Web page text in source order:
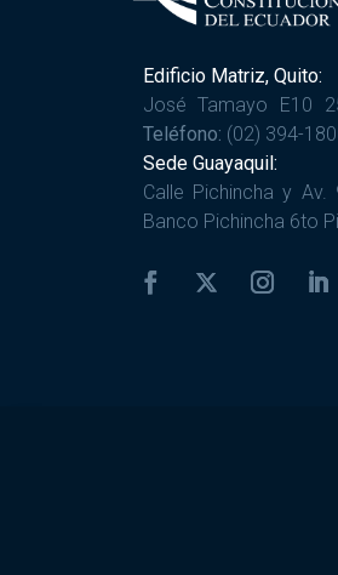
Edificio Matriz, Quito:
José Tamayo E10
Teléfono: (02) 394-
Sede Guayaquil:
Calle Pichincha y
Banco Pichincha 6to